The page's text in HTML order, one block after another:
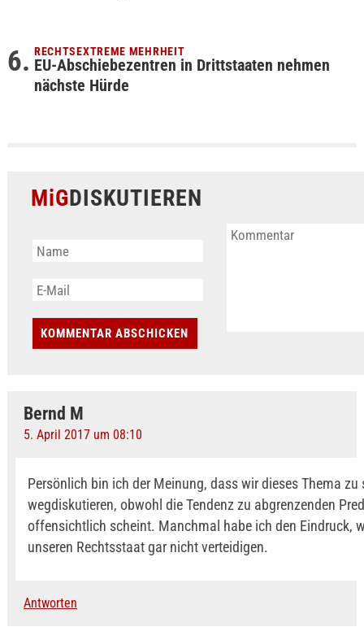
RECHTSEXTREME MEHRHEIT
EU-Abschiebezentren in Drittstaaten nehmen
nächste Hürde
MiGDISKUTIEREN
Bernd M
5. April 2017 um 08:10
Persönlich bin ich der Meinung, dass wir dieses Thema zu
wegdiskutieren, obwohl die Tendenz zu abgrenzenden
offensichtlich scheint. Manchmal habe ich den Eindruck,
unseren Rechtsstaat gar nicht verteidigen.
Antworten